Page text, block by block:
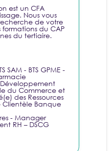
est un CFA
Nous vous
de votre
du CAP
du tertiaire.
SAM - BTS GPME -
du Commerce et
des Ressources
Clientèle Banque
- Manager
RH – DSCG